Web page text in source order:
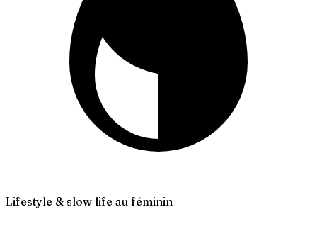
Lifestyle & slow life au féminin